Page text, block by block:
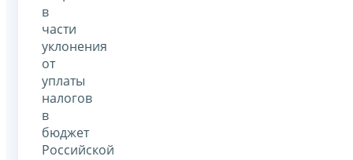
в
части
уклонения
от
уплаты
налогов
в
бюджет
Российской